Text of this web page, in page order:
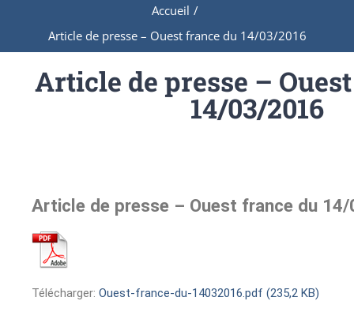
Accueil /
Article de presse – Ouest france du 14/03/2016
Article de presse –
14/03/2016
Article de presse – Ouest france du
Télécharger: Ouest-france-du-14032016.pdf (235,2 KB)